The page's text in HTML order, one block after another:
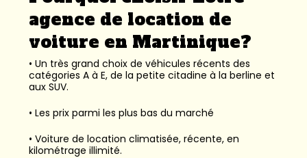
agence de location de
voiture en Martinique?
• Un très grand choix de véhicules récents des
catégories A à E, de la petite citadine à la berline et
aux SUV.
• Les prix parmi les plus bas du marché
• Voiture de location climatisée, récente, en
kilométrage illimité.